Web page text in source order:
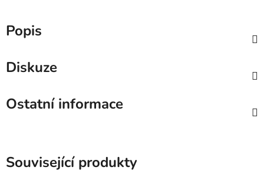
Popis
Diskuze
Ostatní informace
Související produkty